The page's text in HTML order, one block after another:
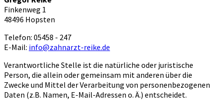
Finkenweg 1
48496 Hopsten
Telefon: 05458 - 247
E-Mail: info@zahnarzt-reike.de
Verantwortliche Stelle ist die natürliche oder juristische
Person, die allein oder gemeinsam mit anderen über die
Zwecke und Mittel der Verarbeitung von personenbezogenen
Daten (z.B. Namen, E-Mail-Adressen o. Ä.) entscheidet.